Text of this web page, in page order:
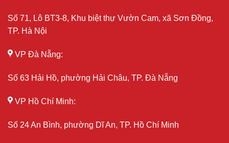
Số 71, Lô BT3-8, Khu biệt thự Vườn Cam, xã Sơn Đồng,
TP. Hà Nội
VP Đà Nẵng:
Số 63 Hải Hồ, phường Hải Châu, TP. Đà Nẵng
VP Hồ Chí Minh:
Số 24 An Bình, phường Dĩ An, TP. Hồ Chí Minh